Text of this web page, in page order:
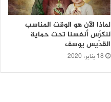
لماذا الآن هو الوقت المناسب
لنكرّس أنفسنا تحت حماية
القدّيس يوسف
18 يناير، 2020